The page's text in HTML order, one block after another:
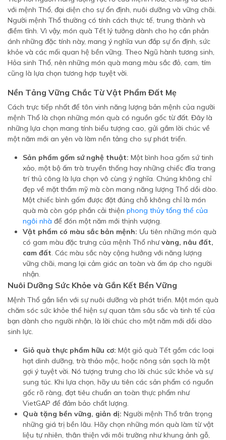
với mệnh Thổ, đại diện cho sự ổn định, nuôi dưỡng và vững chãi.
Người mệnh Thổ thường có tính cách thực tế, trung thành và
điềm tĩnh. Vì vậy, món quà Tết lý tưởng dành cho họ cần phản
ánh những đặc tính này, mang ý nghĩa vun đắp sự ổn định, sức
khỏe và các mối quan hệ bền vững. Theo Ngũ hành tương sinh,
Hỏa sinh Thổ, nên những món quà mang màu sắc đỏ, cam, tím
cũng là lựa chọn tương hợp tuyệt vời.
Nền Tảng Vững Chắc Từ Vật Phẩm Đất Mẹ
Cách trực tiếp nhất để tôn vinh năng lượng bản mệnh của người
mệnh Thổ là chọn những món quà có nguồn gốc từ đất. Đây là
những lựa chọn mang tính biểu tượng cao, gửi gắm lời chúc về
một năm mới an yên và làm nền tảng cho sự phát triển.
Sản phẩm gốm sứ nghệ thuật: Một bình hoa gốm sứ tinh
xảo, một bộ ấm trà truyền thống hay những chiếc đĩa trang
trí thủ công là lựa chọn vô cùng ý nghĩa. Chúng không chỉ
đẹp về mặt thẩm mỹ mà còn mang năng lượng Thổ dồi dào.
Một chiếc bình gốm được đặt đúng chỗ không chỉ là món
quà mà còn góp phần cải thiện phong thủy tổng thể của
ngôi nhà để đón một năm mới thịnh vượng.
Vật phẩm có màu sắc bản mệnh: Ưu tiên những món quà
có gam màu đặc trưng của mệnh Thổ nhưvàng, nâu đất,
cam đất. Các màu sắc này cộng hưởng với năng lượng
vững chãi, mang lại cảm giác an toàn và ấm áp cho người
nhận.
Nuôi Dưỡng Sức Khỏe và Gắn Kết Bền Vững
Mệnh Thổ gắn liền với sự nuôi dưỡng và phát triển. Một món quà
chăm sóc sức khỏe thể hiện sự quan tâm sâu sắc và tinh tế của
bạn dành cho người nhận, là lời chúc cho một năm mới dồi dào
sinh lực.
Giỏ quà thực phẩm hữu cơ: Một giỏ quà Tết gồm các loại
hạt dinh dưỡng, trà thảo mộc, hoặc nông sản sạch là một
gợi ý tuyệt vời. Nó tượng trưng cho lời chúc sức khỏe và sự
sung túc. Khi lựa chọn, hãy ưu tiên các sản phẩm có nguồn
gốc rõ ràng, đạt tiêu chuẩn an toàn thực phẩm như
VietGAP để đảm bảo chất lượng.
Quà tặng bền vững, giản dị: Người mệnh Thổ trân trọng
những giá trị bền lâu. Hãy chọn những món quà làm từ vật
liệu tự nhiên, thân thiện với môi trường như khung ảnh gỗ,